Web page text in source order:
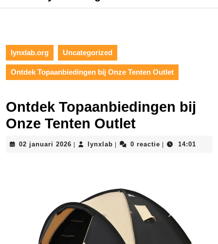
lynxlab.org Uncategorized
Ontdek Topaanbiedingen bij Onze Tenten Outlet
Ontdek Topaanbiedingen bij
Onze Tenten Outlet
02 januari 2026 02
lynxlab lynxlab0 reactie 14:01